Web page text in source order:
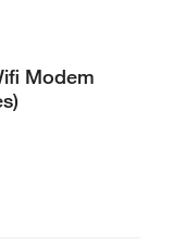
Modem